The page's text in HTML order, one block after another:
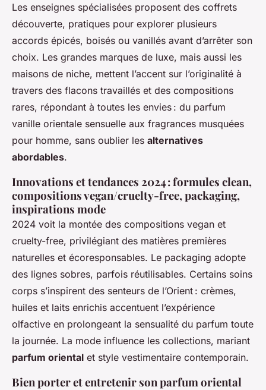
Les enseignes spécialisées proposent des coffrets
découverte, pratiques pour explorer plusieurs
accords épicés, boisés ou vanillés avant d’arrêter son
choix. Les grandes marques de luxe, mais aussi les
maisons de niche, mettent l’accent sur l’originalité à
travers des flacons travaillés et des compositions
rares, répondant à toutes les envies : du parfum
vanille orientale sensuelle aux fragrances musquées
pour homme, sans oublier les alternatives
abordables.
Innovations et tendances 2024 : formules clean,
compositions vegan/cruelty-free, packaging,
inspirations mode
2024 voit la montée des compositions vegan et
cruelty-free, privilégiant des matières premières
naturelles et écoresponsables. Le packaging adopte
des lignes sobres, parfois réutilisables. Certains soins
corps s’inspirent des senteurs de l’Orient : crèmes,
huiles et laits enrichis accentuent l’expérience
olfactive en prolongeant la sensualité du parfum toute
la journée. La mode influence les collections, mariant
parfum oriental et style vestimentaire contemporain.
Bien porter et entretenir son parfum oriental